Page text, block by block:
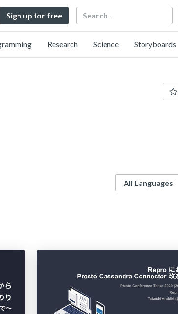
Sign up for free Search
Research Science Storyboards